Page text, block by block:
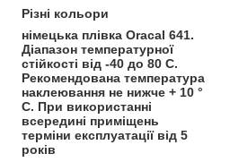
Різні кольори
німецька плівка Oracal 641.
Діапазон температурної
стійкості від -40 до 80 С.
Рекомендована температура
наклеювання не нижче + 10 °
С. При використанні
всередині приміщень
терміни експлуатації від 5
років